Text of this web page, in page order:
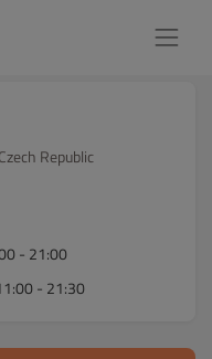
Republic
- 21:00
- 21:30